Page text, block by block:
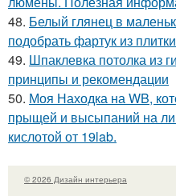
48. Белый глянец в
подобрать фартук из плитки
49. Шпаклевка потолка из
принципы и рекомендации
50. Моя Находка на WB,
прыщей и высыпаний на
кислотой от 19lab.
© 2026 Дизайн интерьера